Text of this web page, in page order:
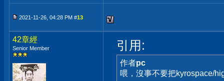
2021-11-26, 04:28 PM #13
42章經
Senior Member 引用:
作者pc
喂，沒事不要把kyrospace/